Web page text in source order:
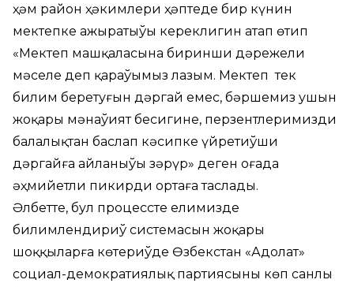
ҳәм район ҳәкимлери ҳәптеде бир күнин
мектепке ажыратыўы кереклигин атап өтип
«Мектеп машқаласына биринши дәрежели
мәселе деп қараўымыз лазым. Мектеп ­ тек
билим беретуғын дәргай емес, бәршемиз ушын
жоқары мәнаўият бесигине, перзентлеримизди
балалықтан баслап кәсипке үйретиўши
дәргайға айланыўы зәрүр» деген оғада
әҳмийетли пикирди ортаға таслады.
Әлбетте, бул процессте елимизде
билимлендириў системасын жоқары
шоққыларға көтериўде Өзбекстан «Адолат»
социал-демократиялық партиясының көп санлы